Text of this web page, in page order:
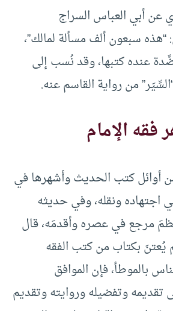
عن أبي العباس السراج
“هذه سبعون ألف مسألة لمالك”،
عنده كتبها، وقد نُسب إلى
من رواية القاسم عنه.
فقه الإمام
أوائل كتب الحديث وأشهرها في
اجتهاده ونقله، وفي حديثه
مرجع في عصره وأقدمَه، قال
يُعتنَ بكتاب من كتب الفقه
بالموطأ، فإن الموافق
تقديمه وتفضيله وروايته وتقديم